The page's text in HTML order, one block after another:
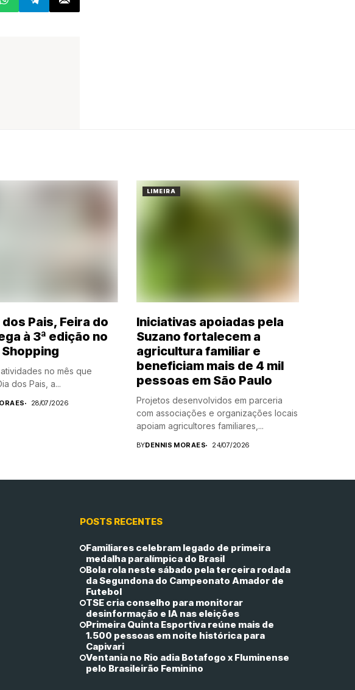
dos Pais, Feira do
à 3ª edição no
no mês que
dos Pais, a...
28/07/2026
LIMEIRA
Iniciativas apoiadas pela
Suzano fortalecem a
agricultura familiar e
beneficiam mais de 4 mil
pessoas em São Paulo
Projetos desenvolvidos em parceria
com associações e organizações locais
apoiam agricultores familiares,...
BYDENNIS MORAES 24/07/2026
POSTS RECENTES
Familiares celebram legado de primeira
medalha paralímpica do Brasil
Bola rola neste sábado pela terceira rodada
da Segundona do Campeonato Amador de
Futebol
TSE cria conselho para monitorar
desinformação e IA nas eleições
Primeira Quinta Esportiva reúne mais de
1.500 pessoas em noite histórica para
Capivari
Ventania no Rio adia Botafogo x Fluminense
pelo Brasileirão Feminino